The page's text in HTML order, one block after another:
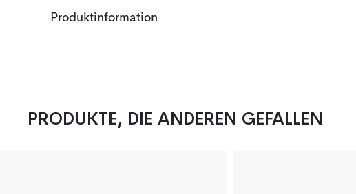
Produktinformation
PRODUKTE, DIE ANDEREN GEFALLEN